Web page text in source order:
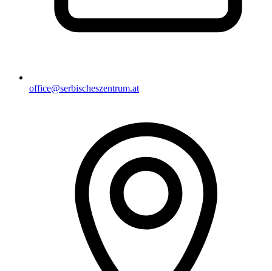
office@serbischeszentrum.at